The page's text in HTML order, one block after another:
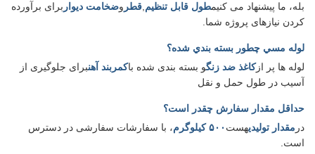
بله، ما پیشنهاد می کنیمطول قابل تنظیم,قطر وضخامت دیوار برای برآورده
کردن نیازهای پروژه شما.
لوله مسي چطور بسته بندي شده؟
لوله ها پر ازکاغذ ضد زنگو بسته بندی شده باکمربند آهنبرای جلوگیری از
آسیب در طول حمل و نقل
حداقل مقدار سفارش چقدر است؟
در مقدار تولیدیهست ۵۰۰ کیلوگرم
، با سفارشات سفارشی در دسترس
است.